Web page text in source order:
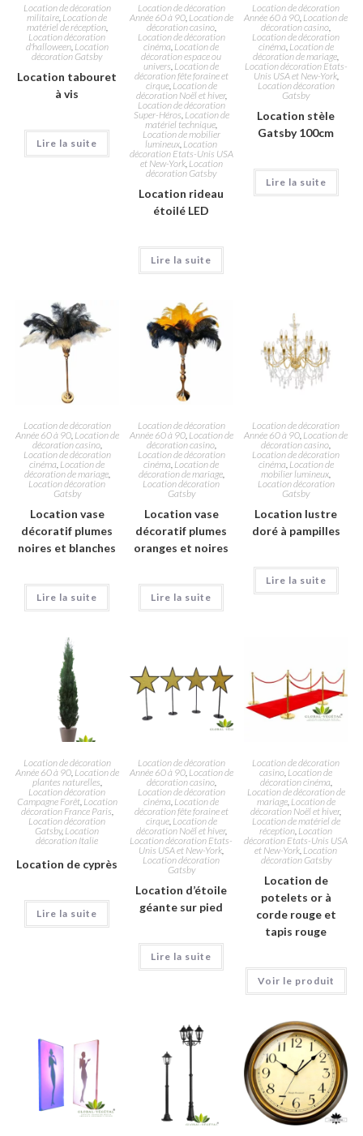
Location de décoration
militaire Location de
matériel de réception,
Location décoration
d'halloween, Location
décoration Gatsby
Location tabouret
à vis
Lire la suite
Location de décoration
Année 60 à 90, Location de
décoration casino,
Location de décoration
cinéma Location de
décoration espace ou
univers Location de
décoration fête foraine et
cirque, Location de
décoration Noël et hiver,
Location de décoration
Super-Héros Location de
matériel technique
Location de mobilier
lumineux Location
décoration Etats-Unis USA
et New-York, Location
décoration Gatsby
Location rideau
étoilé LED
Lire la suite
Location de décoration
Année 60 à 90 Location de
décoration casino
Location de décoration
cinéma Location de
décoration de mariage
Location décoration Etats-
Unis USA et New-York,
Location décoration
Gatsby
Location stèle
Gatsby 100cm
Lire la suite
Location de décoration
Année 60 à 90, Location de
décoration casino,
Location de décoration
cinéma Location de
décoration de mariage,
Location décoration
Gatsby
Location vase
décoratif plumes
noires et blanches
Lire la suite
Location de décoration
Année 60 à 90, Location de
décoration casino,
Location de décoration
cinéma Location de
décoration de mariage,
Location décoration
Gatsby
Location vase
décoratif plumes
oranges et noires
Lire la suite
Location de décoration
Année 60 à 90 Location de
décoration casino
Location de décoration
cinéma Location de
mobilier lumineux
Location décoration
Gatsby
Location lustre
doré à pampilles
Lire la suite
Location de décoration
Année 60 à 90, Location de
plantes naturelles
Location décoration
Campagne Forêt, Location
décoration France Paris
Location décoration
Gatsby, Location
décoration Italie
Location de cyprès
Lire la suite
Location de décoration
Année 60 à 90, Location de
décoration casino,
Location de décoration
cinéma Location de
décoration fête foraine et
cirque, Location de
décoration Noël et hiver,
Location décoration Etats-
Unis USA et New-York
Location décoration
Gatsby
Location d’étoile
géante sur pied
Lire la suite
Location de décoration
casino Location de
décoration cinéma
Location de décoration de
mariage, Location de
décoration Noël et hiver,
Location de matériel de
réception Location
décoration Etats-Unis USA
et New-York Location
décoration Gatsby
Location de
potelets or à
corde rouge et
tapis rouge
Voir le produit